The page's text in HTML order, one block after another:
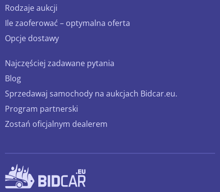
Rodzaje aukcji
Ile zaoferować – optymalna oferta
Opcje dostawy
Najczęściej zadawane pytania
Blog
Sprzedawaj samochody na aukcjach Bidcar.eu.
Program partnerski
Zostań oficjalnym dealerem